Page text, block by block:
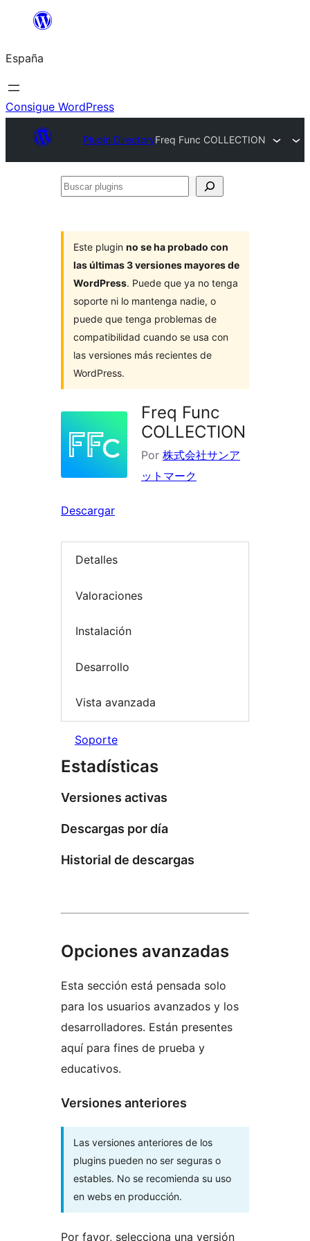
Saltar
contenido
España
Consigue WordPress
Plugin DirectoryFreq Func COLLECTION
Buscar
Este plugin no se ha probado con
las últimas 3 versiones mayores de
WordPress. Puede que ya no tenga
soporte ni lo mantenga nadie, o
puede que tenga problemas de
compatibilidad cuando se usa con
las versiones más recientes de
WordPress.
Freq Func
COLLECTION
Por 株式会社サンア
ットマーク
Descargar
Detalles
Valoraciones
Instalación
Desarrollo
Vista avanzada
Soporte
Estadísticas
Versiones activas
Descargas por día
Historial de descargas
Opciones avanzadas
Esta sección está pensada solo
para los usuarios avanzados y los
desarrolladores. Están presentes
aquí para fines de prueba y
educativos.
Versiones anteriores
Las versiones anteriores de los
plugins pueden no ser seguras o
estables. No se recomienda su uso
en webs en producción.
Por favor, selecciona una versión